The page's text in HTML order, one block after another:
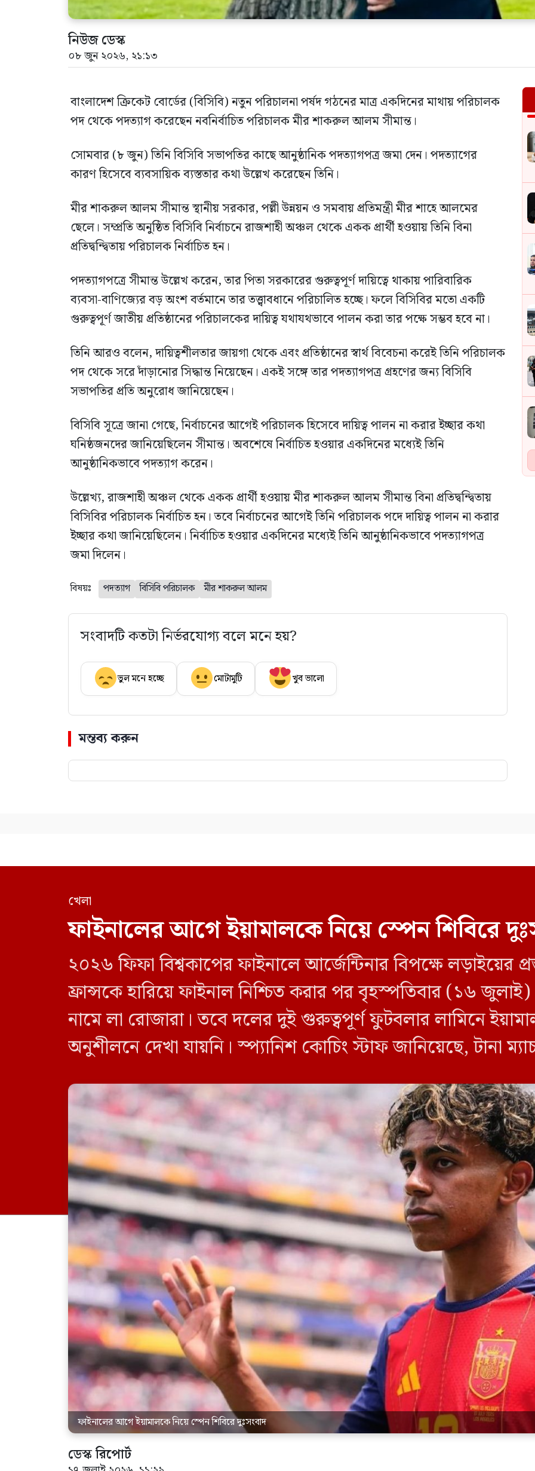
নিউজ ডেস্ক
০৮ জুন ২০২৬, ২১:১৩
বাংলাদেশ ক্রিকেট বোর্ডের (বিসিবি) নতুন পরিচালনা পর্ষদ গঠনের মাত্র একদিনের মাথায় পরিচালক
পদ থেকে পদত্যাগ করেছেন নবনির্বাচিত পরিচালক মীর শাকরুল আলম সীমান্ত।
সোমবার (৮ জুন) তিনি বিসিবি সভাপতির কাছে আনুষ্ঠানিক পদত্যাগপত্র জমা দেন। পদত্যাগের
কারণ হিসেবে ব্যবসায়িক ব্যস্ততার কথা উল্লেখ করেছেন তিনি।
মীর শাকরুল আলম সীমান্ত স্থানীয় সরকার, পল্লী উন্নয়ন ও সমবায় প্রতিমন্ত্রী মীর শাহে আলমের
ছেলে। সম্প্রতি অনুষ্ঠিত বিসিবি নির্বাচনে রাজশাহী অঞ্চল থেকে একক প্রার্থী হওয়ায় তিনি বিনা
প্রতিদ্বন্দ্বিতায় পরিচালক নির্বাচিত হন।
পদত্যাগপত্রে সীমান্ত উল্লেখ করেন, তার পিতা সরকারের গুরুত্বপূর্ণ দায়িত্বে থাকায় পারিবারিক
ব্যবসা-বাণিজ্যের বড় অংশ বর্তমানে তার তত্ত্বাবধানে পরিচালিত হচ্ছে। ফলে বিসিবির মতো একটি
গুরুত্বপূর্ণ জাতীয় প্রতিষ্ঠানের পরিচালকের দায়িত্ব যথাযথভাবে পালন করা তার পক্ষে সম্ভব হবে না।
তিনি আরও বলেন, দায়িত্বশীলতার জায়গা থেকে এবং প্রতিষ্ঠানের স্বার্থ বিবেচনা করেই তিনি পরিচালক
পদ থেকে সরে দাঁড়ানোর সিদ্ধান্ত নিয়েছেন। একই সঙ্গে তার পদত্যাগপত্র গ্রহণের জন্য বিসিবি
সভাপতির প্রতি অনুরোধ জানিয়েছেন।
বিসিবি সূত্রে জানা গেছে, নির্বাচনের আগেই পরিচালক হিসেবে দায়িত্ব পালন না করার ইচ্ছার কথা
ঘনিষ্ঠজনদের জানিয়েছিলেন সীমান্ত। অবশেষে নির্বাচিত হওয়ার একদিনের মধ্যেই তিনি
আনুষ্ঠানিকভাবে পদত্যাগ করেন।
উল্লেখ্য, রাজশাহী অঞ্চল থেকে একক প্রার্থী হওয়ায় মীর শাকরুল আলম সীমান্ত বিনা প্রতিদ্বন্দ্বিতায়
বিসিবির পরিচালক নির্বাচিত হন। তবে নির্বাচনের আগেই তিনি পরিচালক পদে দায়িত্ব পালন না করার
ইচ্ছার কথা জানিয়েছিলেন। নির্বাচিত হওয়ার একদিনের মধ্যেই তিনি আনুষ্ঠানিকভাবে পদত্যাগপত্র
জমা দিলেন।
বিষয়ঃ পদত্যাগ বিসিবি পরিচালক মীর শাকরুল আলম
সংবাদটি কতটা নির্ভরযোগ্য বলে মনে হয়?
ভুল মনে হচ্ছে মোটামুটি খুব ভালো
মন্তব্য করুন
খেলা
ফাইনালের আগে ইয়ামালকে নিয়ে স্পেন শিবিরে
২০২৬ ফিফা বিশ্বকাপের ফাইনালে আর্জেন্টিনার বিপক্ষে লড়াইয়ের
ফ্রান্সকে হারিয়ে ফাইনাল নিশ্চিত করার পর বৃহস্পতিবার (১৬
নামে লা রোজারা। তবে দলের দুই গুরুত্বপূর্ণ ফুটবলার লামিনে
অনুশীলনে দেখা যায়নি। স্প্যানিশ কোচিং স্টাফ জানিয়েছে, টানা
ফাইনালের আগে ইয়ামালকে নিয়ে স্পেন শিবিরে দুঃসংবাদ
ডেস্ক রিপোর্ট